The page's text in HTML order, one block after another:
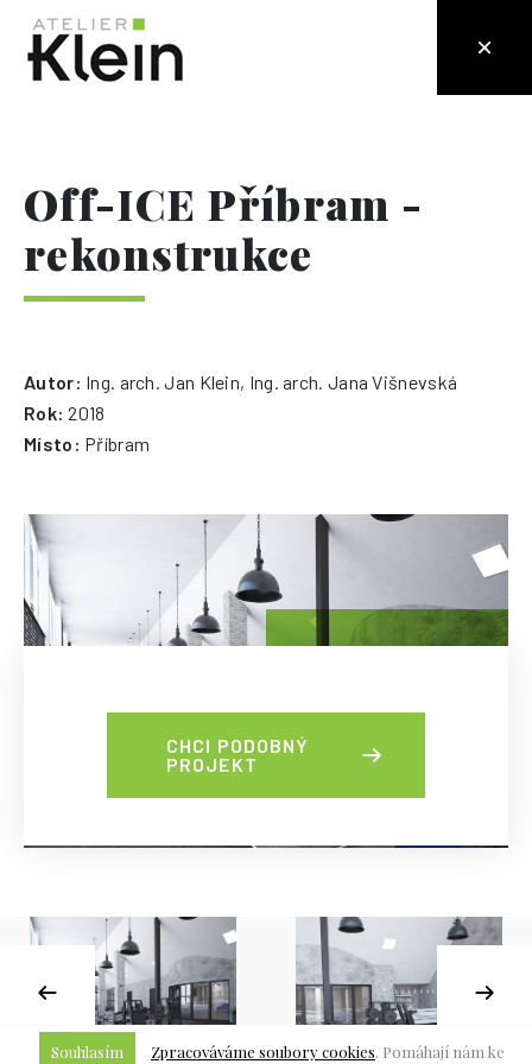
Off-ICE Příbram -
rekonstrukce
Autor: Ing. arch. Jan Klein, Ing. arch. Jana Višnevská
Rok: 2018
Místo: Příbram
CHCI PODOBNÝ
PROJEKT
Souhlasím Zpracováváme soubory cookies. Pomáhají nám ke